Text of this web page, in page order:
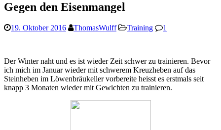
Gegen den Eisenmangel
19. Oktober 2016 ThomasWulff Training 1
Der Winter naht und es ist wieder Zeit schwer zu trainieren. Bevor
ich mich im Januar wieder mit schwerem Kreuzheben auf das
Steinheben im Löwenbräukeller vorbereite heisst es erstmals seit
knapp 3 Monaten wieder mit Gewichten zu trainieren.